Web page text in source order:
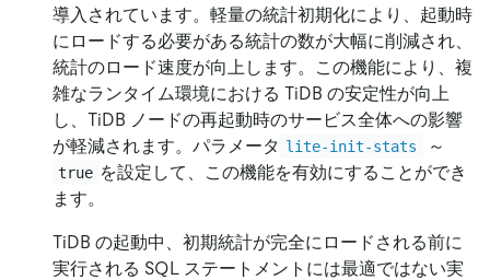
導入されています。軽量の統計初期化により、起動時
にロードする必要がある統計の数が大幅に削減され、
統計のロード速度が向上します。この機能により、複
雑なランタイム環境における TiDB の安定性が向上
し、TiDB ノードの再起動時のサービス全体への影響
が軽減されます。パラメータ lite-init-stats ～
true を設定して、この機能を有効にすることができ
ます。
TiDB の起動中、初期統計が完全にロードされる前に
実行される SQL ステートメントには最適ではない実